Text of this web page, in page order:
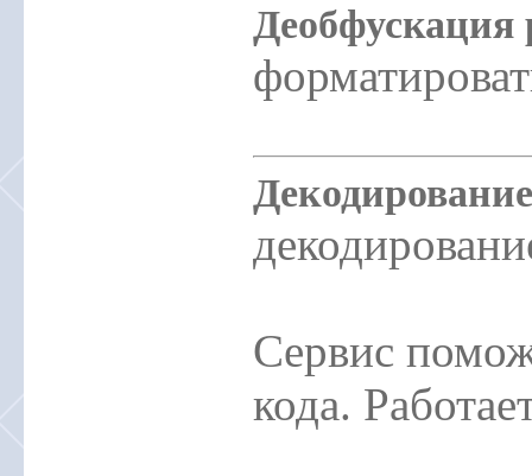
Деобфускация
Сервис
кода.